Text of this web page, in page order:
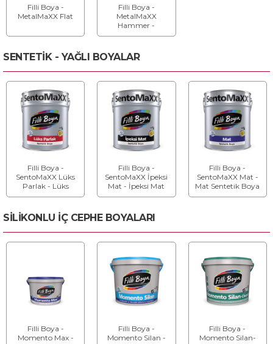
Filli Boya -
MetalMaXX Flat
Filli Boya -
MetalMaXX
Hammer -
Çekiçlenmiş
Kaplama Boyası
SENTETİK - YAĞLI BOYALAR
Filli Boya -
SentoMaXX Lüks
Parlak - Lüks
Parlak Sentetik
Filli Boya -
SentoMaXX İpeksi
Mat - İpeksi Mat
Sentetik Boya
Filli Boya -
SentoMaXX Mat -
Mat Sentetik Boya
SİLİKONLU İÇ CEPHE BOYALARI
Filli Boya -
Momento Max -
Filli Boya -
Momento Silan -
Filli Boya -
Momento Silan-